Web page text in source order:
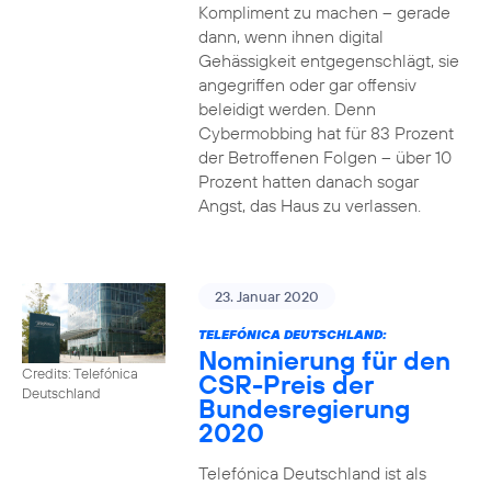
Kompliment zu machen – gerade
dann, wenn ihnen digital
Gehässigkeit entgegenschlägt, sie
angegriffen oder gar offensiv
beleidigt werden. Denn
Cybermobbing hat für 83 Prozent
der Betroffenen Folgen – über 10
Prozent hatten danach sogar
Angst, das Haus zu verlassen.
Credits: Telefónica
Deutschland
23. Januar 2020
TELEFÓNICA DEUTSCHLAND:
Nominierung für den
CSR-Preis der
Bundesregierung
2020
Telefónica Deutschland ist als